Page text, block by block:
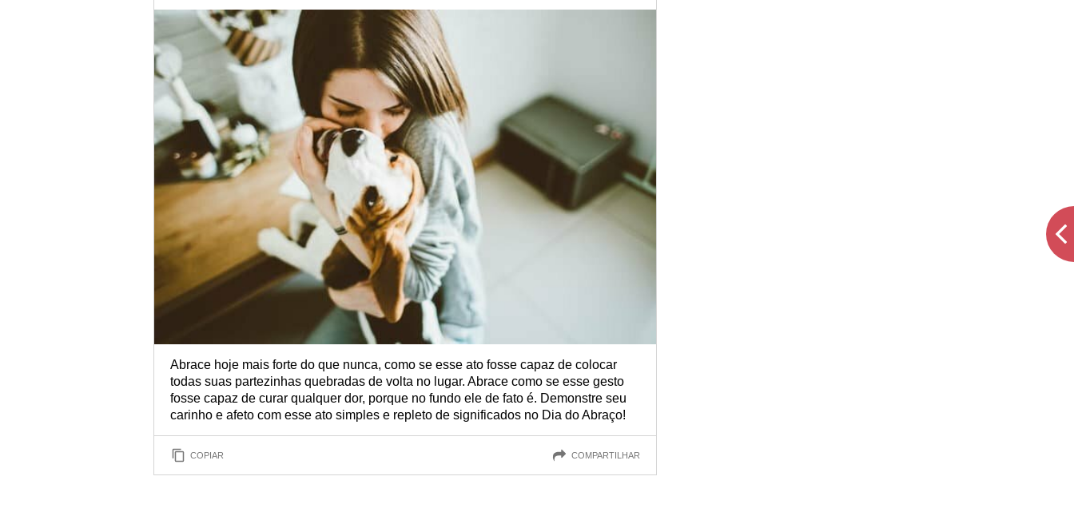
Abrace hoje mais forte do que nunca, como se esse ato fosse capaz de colocar
todas suas partezinhas quebradas de volta no lugar. Abrace como se esse gesto
fosse capaz de curar qualquer dor, porque no fundo ele de fato é. Demonstre seu
carinho e afeto com esse ato simples e repleto de significados no Dia do Abraço!
COPIAR COMPARTILHAR